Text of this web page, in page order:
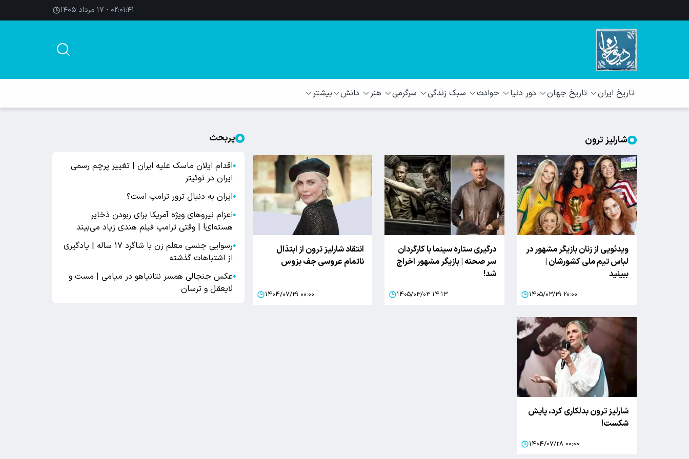
۰۲:۰۱:۴۱ - ۱۷ مرداد ۱۴۰۵
تاریخ ایران تاریخ جهان دور دنیا حوادث سبک زندگی سرگرمی هنر دانش بیشتر
شارلیز ترون
ویدئویی از زنان بازیگر مشهور در
لباس تیم ملی کشورشان |
ببینید
۱۴۰۵/۰۳/۲۹ ۲۰:۰۰
درگیری ستاره سینما با کارگردان
سر صحنه | بازیگر مشهور اخراج
شد!
۱۴۰۵/۰۳/۰۳ ۱۴:۱۳
انتقاد شارلیز ترون از ابتذال
ناتمام عروسی جف بزوس
۱۴۰۴/۰۷/۲۹ ۰۰:۰۰
شارلیز ترون بدلکاری کرد، پایش
شکست!
۱۴۰۴/۰۷/۲۸ ۰۰:۰۰
پربحث
●اقدام ایلان ماسک علیه ایران | تغییر پرچم رسمی
ایران در توئیتر
●ایران به دنبال ترور ترامپ است؟
●اعزام نیروهای ویژه آمریکا برای ربودن ذخایر
هسته‌ای! | وقتی ترامپ فیلم هندی زیاد می‌بیند
●
رسوایی جنسی معلم زن با شاگرد ۱۷ ساله | یادگیری
از اشتباهات گذشته
●عکس جنجالی همسر نتانیاهو در میامی | مست و
لایعقل و ترسان